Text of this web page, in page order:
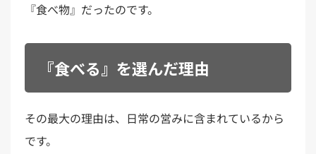
『食べ物』だったのです。
『食べる』を選んだ理由
その最大の理由は、日常の営みに含まれているから
です。